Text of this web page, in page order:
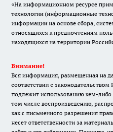
«На информационном ресурсе
технологии (информационные
информации на основе сбора,
относящихся к предпочтениям
находящихся на территории
Внимание!
Вся информация, размещенная на
соответствии с
подлежит использованию кем-
том числе воспроизведению,
как с письменного разрешения
несет ответственности за